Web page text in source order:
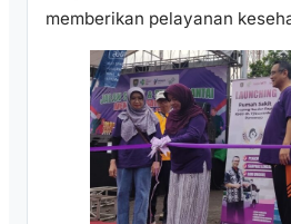
memberikan pelayanan